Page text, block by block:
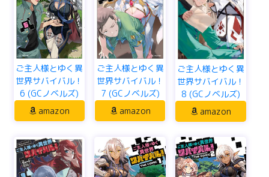
ご主人様とゆく異
世界サバイバル！
6 (GCノベルズ)
amazon
ご主人様とゆく異
世界サバイバル！
7 (GCノベルズ)
amazon
ご主人様とゆく異
世界サバイバル！
8 (GCノベルズ)
amazon